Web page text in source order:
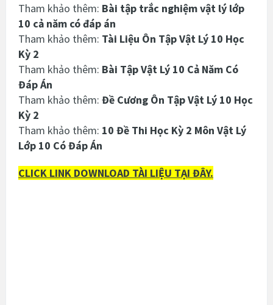
Tham khảo thêm: Bài tập trắc nghiệm vật lý lớp
10 cả năm có đáp án
Tham khảo thêm: Tài Liệu Ôn Tập Vật Lý 10 Học
Kỳ 2
Tham khảo thêm: Bài Tập Vật Lý 10 Cả Năm Có
Đáp Án
Tham khảo thêm: Đề Cương Ôn Tập Vật Lý 10 Học
Kỳ 2
Tham khảo thêm: 10 Đề Thi Học Kỳ 2 Môn Vật Lý
Lớp 10 Có Đáp Án
CLICK LINK DOWNLOAD TÀI LIỆU TẠI ĐÂY.